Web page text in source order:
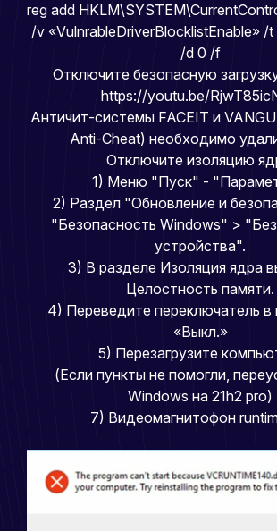
reg add
/v «VulnrableDriverBlocklistEnable» /t
/d 0 /f
Отключите безопасную
https://youtu.be/
Античит-системы FACEIT и
Anti-Cheat) необходимо
Отключите изоляцию
1) Меню "Пуск" -
2) Раздел "Обновление и
"Безопасность Windows" >
устройства".
3) В разделе Изоляция ядра
Целостность памяти.
4) Переведите переключатель
«Выкл.»
5) Перезагрузите
(Если пункты не помогли,
Windows на 21h2 pro)
7) Видеомагнитофон